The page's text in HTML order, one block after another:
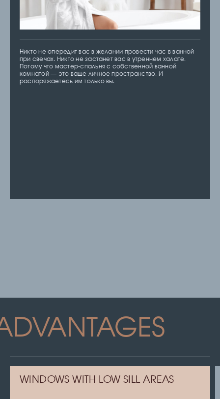
Никто не опередит вас в желании провести час в ванной
при свечах. Никто не застанет вас в утреннем халате.
Потому что мастер-спальня с собственной ванной
комнатой — это ваше личное пространство. И
распоряжаетесь им только вы.
WINDOWS WITH LOW SILL AREAS